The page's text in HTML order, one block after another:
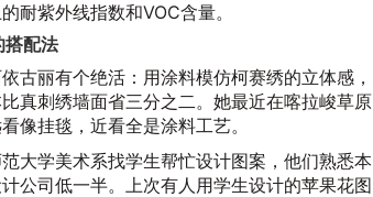
耐紫外线指数和VOC含量。
搭配法
古丽有个绝活：用涂料模仿柯赛绣的立体感，
真刺绣墙面省三分之二。她最近在喀拉峻草原
像挂毯，近看全是涂料工艺。
大学美术系找学生帮忙设计图案，他们熟悉本
公司低一半。上次有人用学生设计的苹果花图